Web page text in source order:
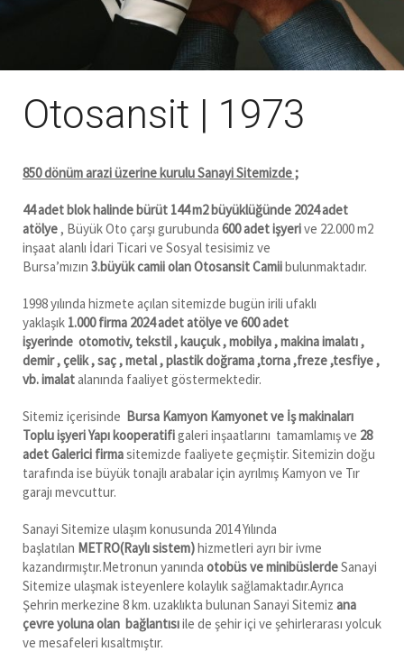
Otosansit | 1973
850 dönüm arazi üzerine kurulu Sanayi Sitemizde ;
44 adet blok halinde bürüt 144 m2 büyüklüğünde 2024 adet
atölye, Büyük Oto çarşı gurubunda 600 adet işyerive 22.000 m2
inşaat alanlı İdari Ticari ve Sosyal tesisimiz ve
Bursa’mızın 3.büyük camii olan Otosansit Camiibulunmaktadır.
1998 yılında hizmete açılan sitemizde bugün irili ufaklı
yaklaşık 1.000 firma 2024 adet atölye ve 600 adet
işyerinde otomotiv, tekstil , kauçuk , mobilya , makina imalatı ,
demir , çelik , saç , metal , plastik doğrama ,torna ,freze ,tesfiye ,
vb. imalatalanında faaliyet göstermektedir.
Sitemiz içerisinde Bursa Kamyon Kamyonet ve İş makinaları
Toplu işyeri Yapı kooperatifigaleri inşaatlarını tamamlamış ve 28
adet Galerici firmasitemizde faaliyete geçmiştir. Sitemizin doğu
tarafında ise büyük tonajlı arabalar için ayrılmış Kamyon ve Tır
garajı mevcuttur.
Sanayi Sitemize ulaşım konusunda 2014 Yılında
başlatılan METRO(Raylı sistem)hizmetleri ayrı bir ivme
kazandırmıştır.Metronun yanında otobüs ve minibüslerdeSanayi
Sitemize ulaşmak isteyenlere kolaylık sağlamaktadır.Ayrıca
Şehrin merkezine 8 km. uzaklıkta bulunan Sanayi Sitemiz ana
çevre yoluna olan bağlantısıile de şehir içi ve şehirlerarası yolcuk
ve mesafeleri kısaltmıştır.